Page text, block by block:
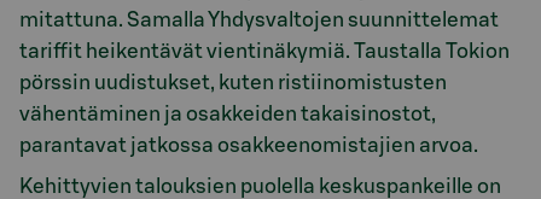
mitattuna. Samalla Yhdysvaltojen suunnittelemat
tariffit heikentävät vientinäkymiä. Taustalla Tokion
pörssin uudistukset, kuten ristiinomistusten
vähentäminen ja osakkeiden takaisinostot,
parantavat jatkossa osakkeenomistajien arvoa.
Kehittyvien talouksien puolella keskuspankeille on